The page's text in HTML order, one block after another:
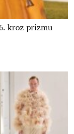
kroz prizmu